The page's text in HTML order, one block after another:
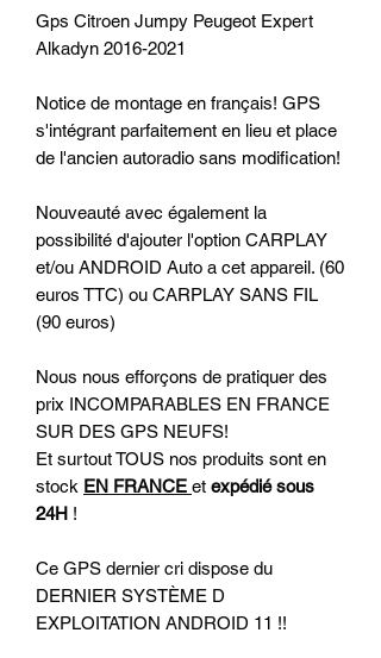
Gps Citroen Jumpy Peugeot Expert
Alkadyn 2016-2021
Notice de montage en français! GPS
s'intégrant parfaitement en lieu et place
de l'ancien autoradio sans modification!
Nouveauté avec également la
possibilité d'ajouter l'option CARPLAY
et/ou ANDROID Auto a cet appareil. (60
euros TTC) ou CARPLAY SANS FIL
(90 euros)
Nous nous efforçons de pratiquer des
prix INCOMPARABLES EN FRANCE
SUR DES GPS NEUFS!
Et surtout TOUS nos produits sont en
stock EN FRANCE et expédié sous
24H !
Ce GPS dernier cri dispose du
DERNIER SYSTÈME D
EXPLOITATION ANDROID 11 !!